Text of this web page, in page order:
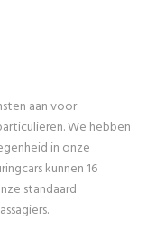
aan voor
We hebben
in onze
kunnen 16
standaard